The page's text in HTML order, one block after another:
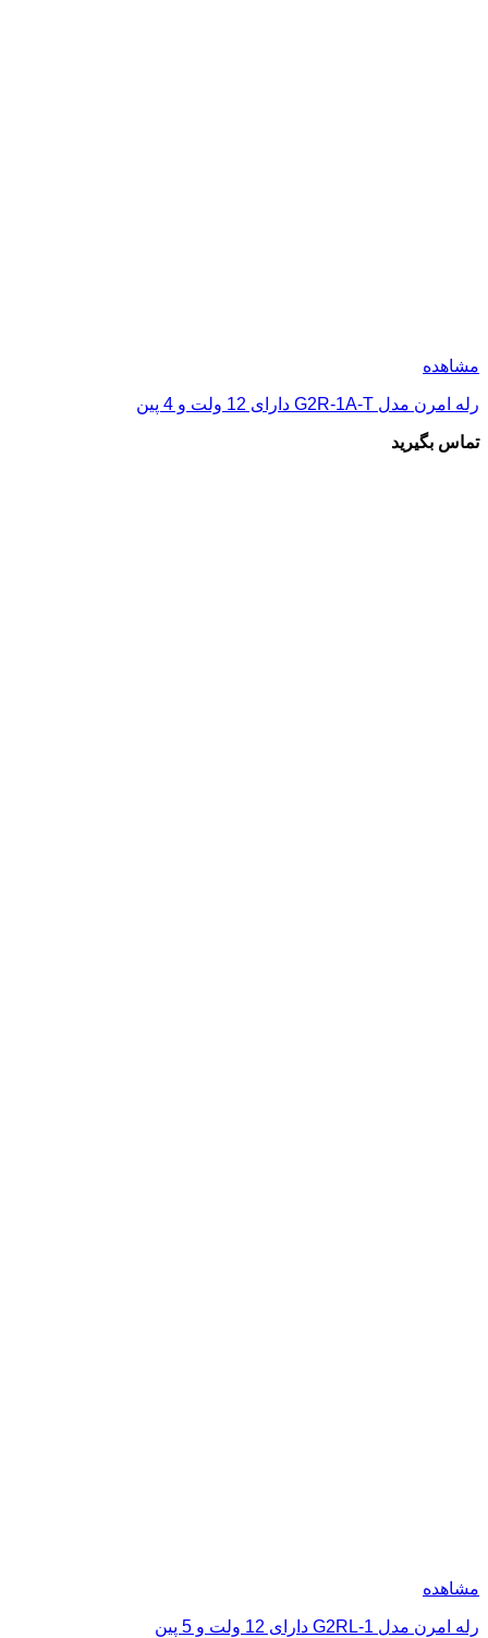
مشاهده
رله امرن مدل G2R-1A-T دارای 12 ولت و 4 پین
تماس بگیرید
مشاهده
رله امرن مدل G2RL-1 دارای 12 ولت و 5 پین